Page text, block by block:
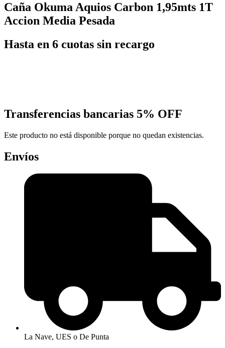
Caña Okuma Aquios Carbon 1,95mts 1T
Accion Media Pesada
Hasta en 6 cuotas sin recargo
Transferencias bancarias 5% OFF
Este producto no está disponible porque no quedan existencias.
Envíos
La Nave, UES o De Punta